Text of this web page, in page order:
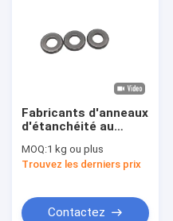
Fabricants d'anneaux
d'étanchéité au
durable
MOQ:1 kg ou plus
Trouvez les derniers prix
Contactez